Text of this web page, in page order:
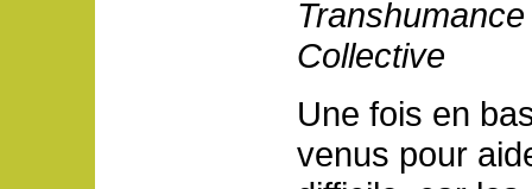
Collective
Une fois en
venus pour